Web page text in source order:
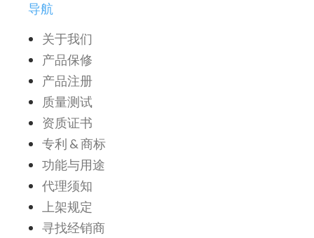
导航
关于我们
产品保修
产品注册
质量测试
资质证书
专利 & 商标
功能与用途
代理须知
上架规定
寻找经销商